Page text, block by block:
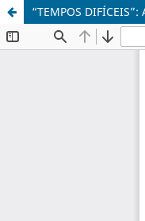
“TEMPOS DIFÍCEIS”: